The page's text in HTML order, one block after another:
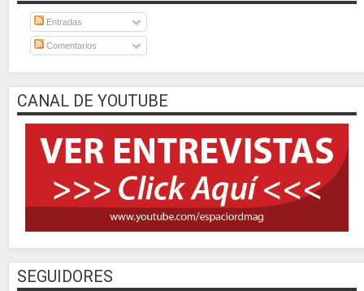
Entradas
Comentarios
CANAL DE YOUTUBE
SEGUIDORES